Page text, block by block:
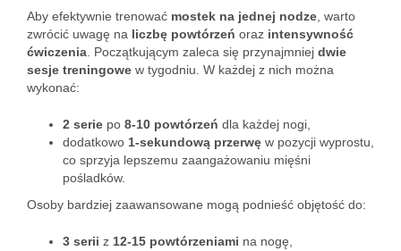
Aby efektywnie trenować mostek na jednej nodze , warto
zwrócić uwagę na liczbę powtórzeń oraz intensywność
ćwiczenia . Początkującym zaleca się przynajmniej dwie
sesje treningowe w tygodniu. W każdej z nich można
wykonać:
2 serie po 8-10 powtórzeń dla każdej nogi,
dodatkowo 1-sekundową przerwę w pozycji wyprostu,
co sprzyja lepszemu zaangażowaniu mięśni
pośladków.
Osoby bardziej zaawansowane mogą podnieść objętość do:
3 serii z 12-15 powtórzeniami na nogę,